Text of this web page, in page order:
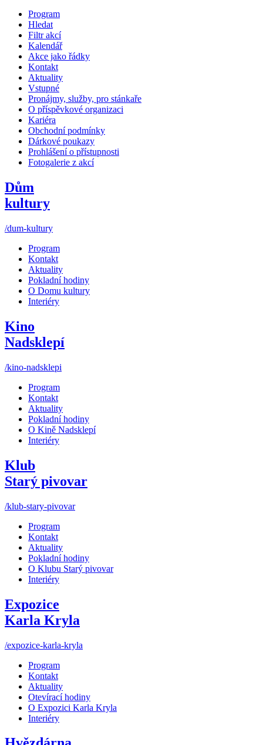
Program
Hledat
Filtr akcí
Kalendář
Akce jako řádky
Kontakt
Aktuality
Vstupné
Pronájmy, služby, pro stánkaře
O příspěvkové organizaci
Kariéra
Obchodní podmínky
Dárkové poukazy
Prohlášení o přístupnosti
Fotogalerie z akcí
Dům
kultury
/dum-kultury
Program
Kontakt
Aktuality
Pokladní hodiny
O Domu kultury
Interiéry
Kino
Nadsklepí
/kino-nadsklepi
Program
Kontakt
Aktuality
Pokladní hodiny
O Kině Nadsklepí
Interiéry
Klub
Starý pivovar
/klub-stary-pivovar
Program
Kontakt
Aktuality
Pokladní hodiny
O Klubu Starý pivovar
Interiéry
Expozice
Karla Kryla
/expozice-karla-kryla
Program
Kontakt
Aktuality
Otevírací hodiny
O Expozici Karla Kryla
Interiéry